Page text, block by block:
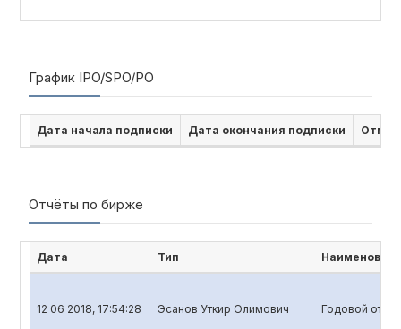
График IPO/SPO/PO
Дата начала подписки Дата окончания подписки
Отчёты по бирже
Дата Тип
12 06 2018, 17:54:28 Эсанов Уткир Олимович Годовой